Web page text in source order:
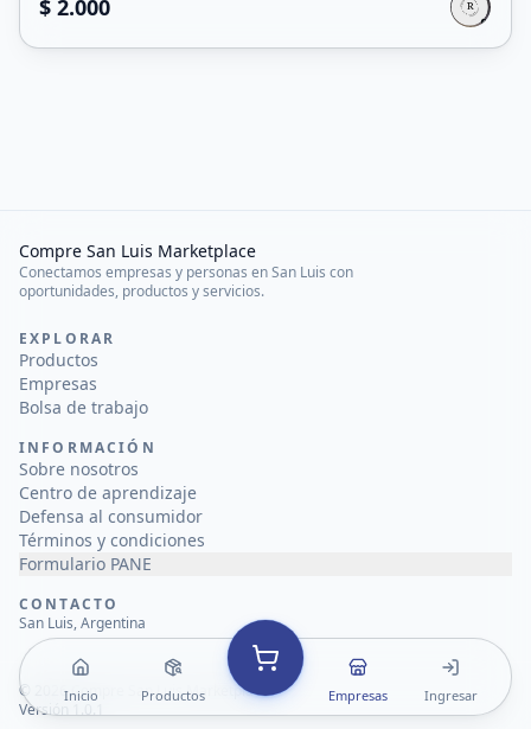
$ 2.000
Inicio Productos Empresas Ingresar
Compre San Luis Marketplace
Conectamos empresas y personas en San Luis con
oportunidades, productos y servicios.
EXPLORAR
Productos
Empresas
Bolsa de trabajo
INFORMACIÓN
Sobre nosotros
Centro de aprendizaje
Defensa al consumidor
Términos y condiciones
Formulario PANE
CONTACTO
San Luis, Argentina
© 2026Compre San Luis Marketplace
Versión 1.0.1